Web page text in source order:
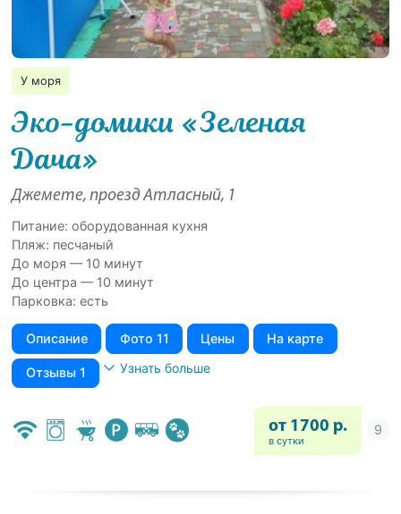
У моря
Эко-домики «Зеленая
Дача»
Джемете, проезд Атласный, 1
Питание: оборудованная кухня
Пляж: песчаный
До моря — 10 минут
До центра — 10 минут
Парковка: есть
Описание Фото 11 Цены На карте
Отзывы 1 Узнать больше
от 1700 р.
в сутки